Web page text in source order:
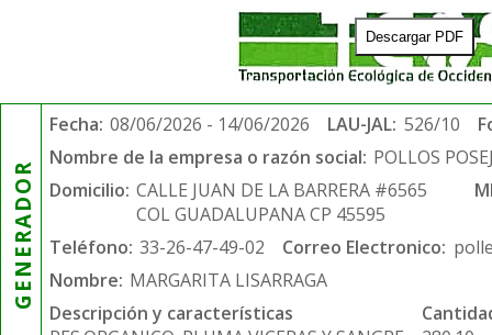
Descargar PDF
GENERADOR
Fecha: 08/06/2026 - 14/06/2026 LAU-JAL: 526/10
Nombre de la empresa o razón social: POLLOS
Domicilio: CALLE JUAN DE LA BARRERA #6565
COL GUADALUPANA CP 45595
Teléfono: 33-26-47-49-02 Correo Electronico:
Nombre: MARGARITA LISARRAGA
Descripción y características